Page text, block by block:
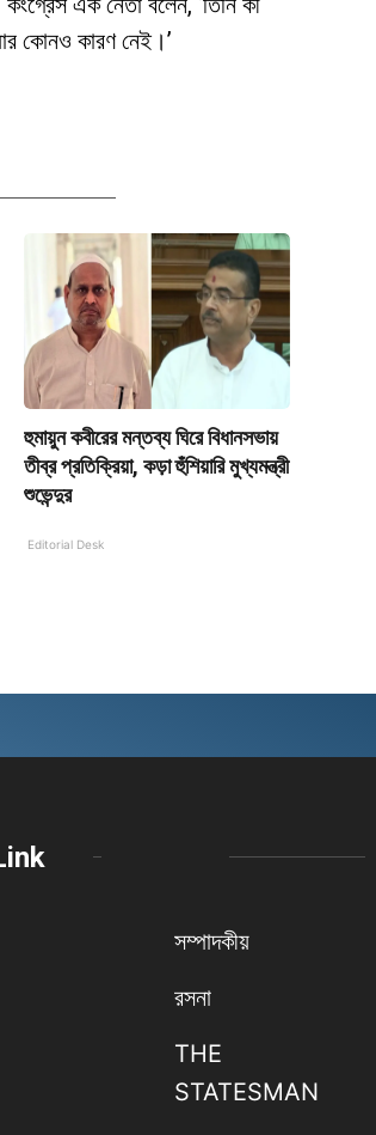
কোনও কারণ নেই।’
হুমায়ুন কবীরের মন্তব্য ঘিরে বিধানসভায়
তীব্র প্রতিক্রিয়া, কড়া হুঁশিয়ারি মুখ্যমন্ত্রী
শুভেন্দুর
Editorial Desk
সম্পাদকীয়
রসনা
THE
STATESMAN